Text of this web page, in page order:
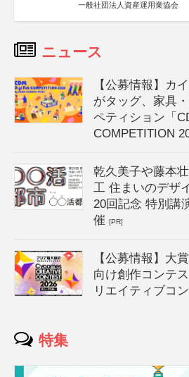
一般社団法人資産運用業協会
ニュース
【公募情報】カ
がタッグ、家具
ペティション「
COMPETITION
乾久美子や藤本
工 住まいのデザ
20回記念 特別講
催[PR]
【公募情報】大
向け創作コンテ
リエイティブコ
特集